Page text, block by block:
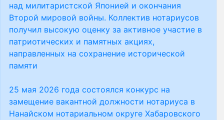
над милитаристской Японией и окончания
Второй мировой войны. Коллектив нотариусов
получил высокую оценку за активное участие в
патриотических и памятных акциях,
направленных на сохранение исторической
памяти
25 мая 2026 года состоялся конкурс на
замещение вакантной должности нотариуса в
Нанайском нотариальном округе Хабаровского